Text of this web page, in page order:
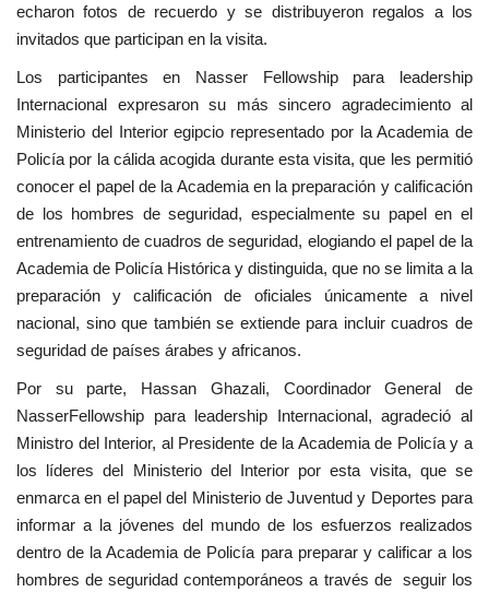
echaron fotos de recuerdo y se distribuyeron regalos a los
invitados que participan en la visita.
Los participantes en Nasser Fellowship para leadership
Internacional expresaron su más sincero agradecimiento al
Ministerio del Interior egipcio representado por la Academia de
Policía por la cálida acogida durante esta visita, que les permitió
conocer el papel de la Academia en la preparación y calificación
de los hombres de seguridad, especialmente su papel en el
entrenamiento de cuadros de seguridad, elogiando el papel de la
Academia de Policía Histórica y distinguida, que no se limita a la
preparación y calificación de oficiales únicamente a nivel
nacional, sino que también se extiende para incluir cuadros de
seguridad de países árabes y africanos.
Por su parte, Hassan Ghazali, Coordinador General de
NasserFellowship para leadership Internacional, agradeció al
Ministro del Interior, al Presidente de la Academia de Policía y a
los líderes del Ministerio del Interior por esta visita, que se
enmarca en el papel del Ministerio de Juventud y Deportes para
informar a la jóvenes del mundo de los esfuerzos realizados
dentro de la Academia de Policía para preparar y calificar a los
hombres de seguridad contemporáneos a través de seguir los